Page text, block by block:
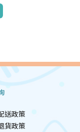
送政策
貨政策